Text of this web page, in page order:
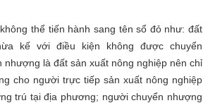
thể tiến hành sang tên sổ đỏ như: đất
kế với điều kiện không được chuyển
nhượng là đất sản xuất nông nghiệp nên chỉ
cho người trực tiếp sản xuất nông nghiệp
trú tại địa phương; người chuyển nhượng